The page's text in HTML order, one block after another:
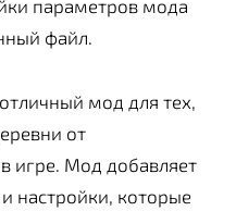
параметров мода
файл.
мод для тех,
от
игре. Мод добавляет
настройки, которые